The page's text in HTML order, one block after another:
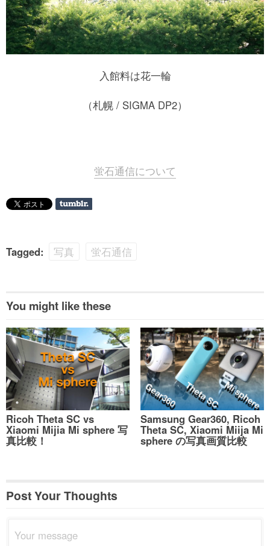
入館料は花一輪
（札幌 / SIGMA DP2）
蛍石通信について
Tagged: 写真 蛍石通信
You might like these
Ricoh Theta SC vs
Xiaomi Mijia Mi sphere 写
真比較！
Samsung Gear360, Ricoh
Theta SC, Xiaomi Miija Mi
sphere の写真画質比較
Post Your Thoughts